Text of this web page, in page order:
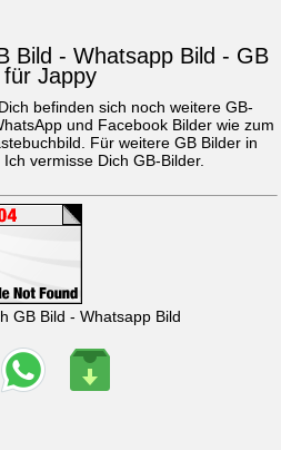
Bild - Whatsapp Bild - GB
für Jappy
befinden sich noch weitere GB-
und Facebook Bilder wie zum
. Für weitere GB Bilder in
Ich vermisse Dich GB-Bilder.
GB Bild - Whatsapp Bild